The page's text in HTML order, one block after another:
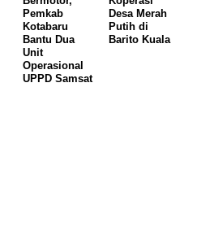
Pemkab
Kotabaru
Bantu Dua
Unit
Operasional
UPPD Samsat
Desa Merah
Putih di
Barito Kuala